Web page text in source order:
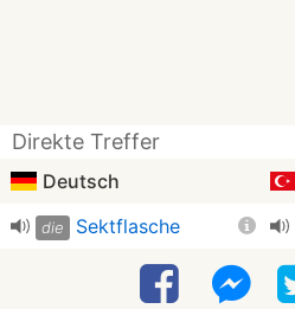
Direkte Treffer
Deutsch
die Sektflasche